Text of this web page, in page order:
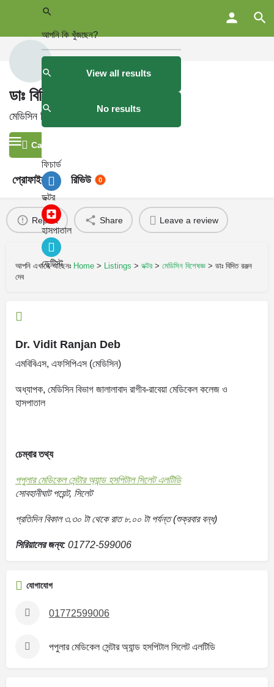
View all results
No results
ফিচার্ড
ডক্টর
হাসপাতাল
ডেন্টিস্ট
ডাঃ বিদিত রঞ্জন দেব
মেডিসিন বিশেষজ্ঞ
Call now
প্রোফাইল রিভিউ 0
Report Share Leave a review
আপনি এখানে আছেনঃ Home > Listings > ডক্টর > মেডিসিন বিশেষজ্ঞ > ডাঃ বিদিত রঞ্জন
দেব
Dr. Vidit Ranjan Deb
এমবিবিএস, এফসিপিএস (মেডিসিন)
অধ্যাপক, মেডিসিন বিভাগ জালালাবাদ রাগীব-রাবেয়া মেডিকেল কলেজ ও
হাসপাতাল
চেম্বার তথ্য
পপুলার মেডিকেল সেন্টার অ্যান্ড হসপিটাল সিলেট এলটিডি
সোবহানীঘাট পয়েন্ট, সিলেট
প্রতিদিন বিকাল ৩.৩০ টা থেকে রাত ৮.০০ টা পর্যন্ত (শুক্রবার বন্ধ)
সিরিয়ালের জন্য: 01772-599006
যোগাযোগ
01772599006
পপুলার মেডিকেল সেন্টার অ্যান্ড হসপিটাল সিলেট এলটিডি